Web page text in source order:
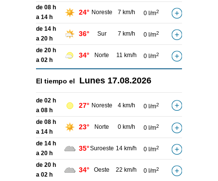
de 08 h
a 14 h
24° Noreste 7 km/h 0 l/m2
de 14 h
a 20 h
36° Sur 7 km/h 0 l/m2
de 20 h
a 02 h
34° Norte 11 km/h 0 l/m2
El tiempo el Lunes 17.08.2026
de 02 h
a 08 h
27° Noreste 4 km/h 0 l/m2
de 08 h
a 14 h
23° Norte 0 km/h 0 l/m2
de 14 h
a 20 h
35°Suroeste 14 km/h 0 l/m2
de 20 h
a 02 h
34° Oeste 22 km/h 0 l/m2